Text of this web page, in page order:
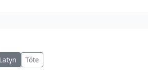
Latyn Tóte